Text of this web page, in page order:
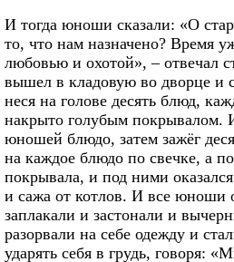
И тогда юноши сказали: «О
то, что нам назначено? Время
любовью и охотой», – отвечал
вышел в кладовую во дворце и
неся на голове десять блюд,
накрыто голубым покрывалом.
юношей блюдо, затем зажёг
на каждое блюдо по свечке, а
покрывала, и под ними
и сажа от котлов. И все юноши
заплакали и застонали и
разорвали на себе одежду и
ударять себя в грудь, говоря: